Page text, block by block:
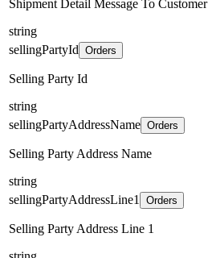
Shipment Detail Message To Customer
string
sellingPartyId Orders
Selling Party Id
string
sellingPartyAddressName Orders
Selling Party Address Name
string
sellingPartyAddressLine1
Orders
Selling Party Address Line 1